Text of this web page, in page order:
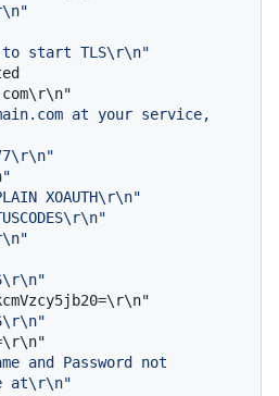
to start TLS\r\n"
at your service,
XOAUTH\r\n"
and Password not
at\r\n"